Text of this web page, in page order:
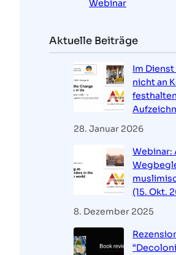
Webinar
Aktuelle Beiträge
Im Dienst
nicht an
28. Januar 2026
Webinar:
(15. Okt.
8. Dezember 2025